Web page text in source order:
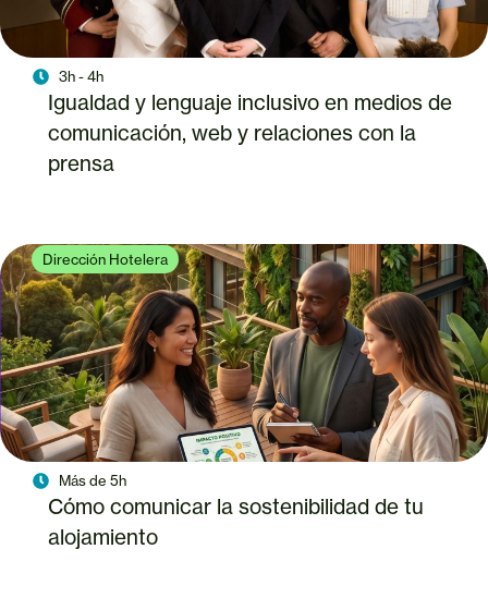
3h - 4h
Igualdad y lenguaje inclusivo en medios de
comunicación, web y relaciones con la
prensa
Dirección Hotelera
Más de 5h
Cómo comunicar la sostenibilidad de tu
alojamiento